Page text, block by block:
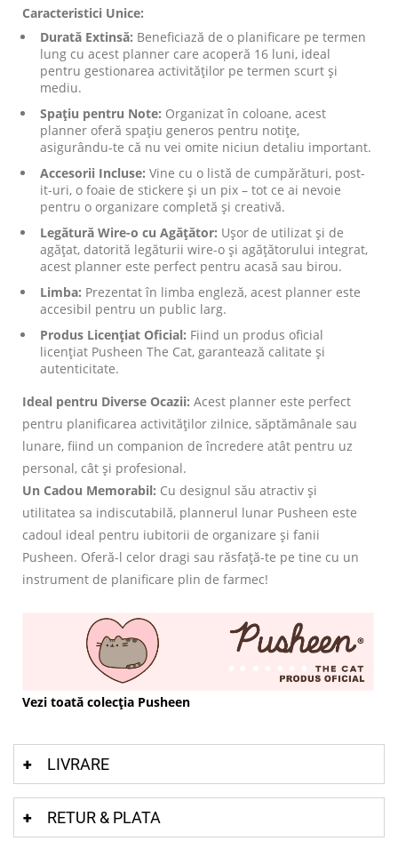
Caracteristici Unice:
Durată Extinsă: Beneficiază de o planificare pe termen
lung cu acest planner care acoperă 16 luni, ideal
pentru gestionarea activităților pe termen scurt și
mediu.
Spațiu pentru Note: Organizat în coloane, acest
planner oferă spațiu generos pentru notițe,
asigurându-te că nu vei omite niciun detaliu important.
Accesorii Incluse: Vine cu o listă de cumpărături, post-
it-uri, o foaie de stickere și un pix – tot ce ai nevoie
pentru o organizare completă și creativă.
Legătură Wire-o cu Agățător: Ușor de utilizat și de
agățat, datorită legăturii wire-o și agățătorului integrat,
acest planner este perfect pentru acasă sau birou.
Limba: Prezentat în limba engleză, acest planner este
accesibil pentru un public larg.
Produs Licențiat Oficial: Fiind un produs oficial
licențiat Pusheen The Cat, garantează calitate și
autenticitate.
Ideal pentru Diverse Ocazii: Acest planner este perfect
pentru planificarea activităților zilnice, săptămânale sau
lunare, fiind un companion de încredere atât pentru uz
personal, cât și profesional.
Un Cadou Memorabil: Cu designul său atractiv și
utilitatea sa indiscutabilă, plannerul lunar Pusheen este
cadoul ideal pentru iubitorii de organizare și fanii
Pusheen. Oferă-l celor dragi sau răsfață-te pe tine cu un
instrument de planificare plin de farmec!
Vezi toată colecția Pusheen
LIVRARE
RETUR & PLATA